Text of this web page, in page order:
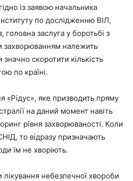
із заявою начальника
інституту по дослідженню ВІЛ,
заслуга у боротьбі з
захворюванням належить
скоротити кількість
по країні.
«Рідус», яке призводить пряму
на даний момент навіть
рівня захворюваності. Коли
то відразу призначають
їм не хворіють.
небезпечної хвороби